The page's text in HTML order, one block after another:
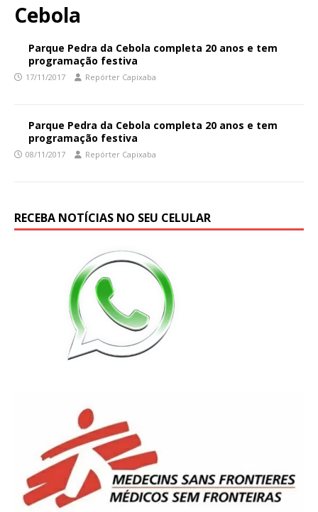
Cebola
Parque Pedra da Cebola completa 20 anos e tem
programação festiva
17/11/2017 Repórter Capixaba
Parque Pedra da Cebola completa 20 anos e tem
programação festiva
08/11/2017 Repórter Capixaba
RECEBA NOTÍCIAS NO SEU CELULAR